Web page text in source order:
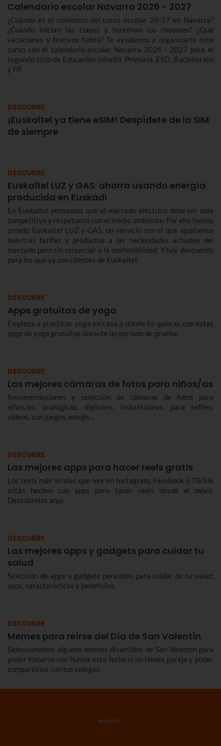
Calendario escolar Navarra 2026 - 2027
¿Cuándo es el comienzo del curso escolar 26-27 en Navarra?
¿Cuándo inician las clases y terminan los chavales? ¿Qué
vacaciones y festivos habrá? Te ayudamos a organizarte este
curso con el calendario escolar Navarra 2026 - 2027 para el
segundo ciclo de Educación Infantil, Primaria, ESO, Bachillerato
y FP.
DESCUBRE
¡Euskaltel ya tiene eSIM! Despídete de la SIM
de siempre
DESCUBRE
Euskaltel LUZ y GAS: ahorra usando energía
producida en Euskadi
En Euskaltel pensamos que el mercado eléctrico debe ser más
competitivo y respetuoso con el medio ambiente. Por ello hemos
creado Euskaltel LUZ y GAS, un servicio con el que ajustamos
nuestras tarifas y productos a las necesidades actuales del
mercado pero sin renunciar a la sostenibilidad. Y hay descuento
para los que ya son clientes de Euskaltel.
DESCUBRE
Apps gratuitas de yoga
Empieza a practicar yoga en casa o dónde tú quieras con estas
apps de yoga gratuitas durante un período de prueba.
DESCUBRE
Las mejores cámaras de fotos para niños/as
Recomendaciones y selección de cámaras de fotos para
niños/as: analógicas, digitales, instantáneas, para selfies,
vídeos, con juegos, emojis...
DESCUBRE
Las mejores apps para hacer reels gratis
Los reels más virales que ves en Instagram, Facebook o TikTok
están hechos con apps para hacer reels desde el móvil.
Descúbrelas aquí.
DESCUBRE
Las mejores apps y gadgets para cuidar tu
salud
Selección de apps y gadgets pensados para cuidar de tu salud:
usos, características y beneficios.
DESCUBRE
Memes para reírse del Día de San Valentín
Seleccionamos algunos memes divertidos de San Valentín para
poder tomarse con humor esta fecha si no tienes pareja y poder
compartirlos con tus colegas.